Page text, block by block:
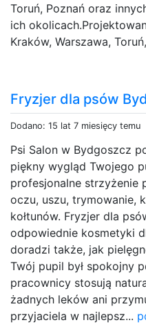
Toruń, Poznań oraz
ich
Kraków, Warszawa,
Fryzjer dla psów
Dodano: 15 lat 7 miesięcy temu
Psi Salon w Bydgoszcz
piękny wygląd Twojego
profesjonalne strzyżenie
oczu, uszu, trymowanie,
kołtunów. Fryzjer dla
odpowiednie kosmetyki
doradzi także, jak
Twój pupil był spokojny
pracownicy stosują
żadnych leków ani
przyjaciela w najlepsz...